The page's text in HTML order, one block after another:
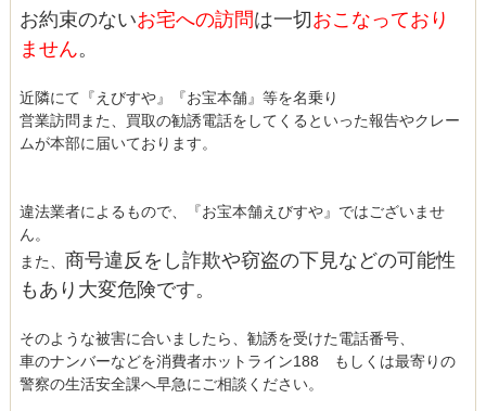
お約束のないお宅への訪問は一切おこなっており
ません。
近隣にて『えびすや』『お宝本舗』等を名乗り
営業訪問また、買取の勧誘電話をしてくるといった報告やクレー
ムが本部に届いております。
違法業者によるもので、『お宝本舗えびすや』ではございませ
ん。
また、 商号違反をし詐欺や窃盗の下見などの可能性
もあり大変危険です。
そのような被害に合いましたら、勧誘を受けた電話番号、
車のナンバーなどを消費者ホットライン188 もしくは最寄りの
警察の生活安全課へ早急にご相談ください。